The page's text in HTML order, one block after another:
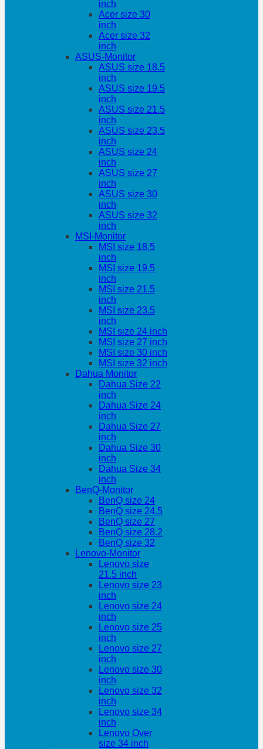
inch
Acer size 30
inch
Acer size 32
inch
ASUS-Monitor
ASUS size 18.5
inch
ASUS size 19.5
inch
ASUS size 21.5
inch
ASUS size 23.5
inch
ASUS size 24
inch
ASUS size 27
inch
ASUS size 30
inch
ASUS size 32
inch
MSI-Monitor
MSI size 18.5
inch
MSI size 19.5
inch
MSI size 21.5
inch
MSI size 23.5
inch
MSI size 24 inch
MSI size 27 inch
MSI size 30 inch
MSI size 32 inch
Dahua Monitor
Dahua Size 22
inch
Dahua Size 24
inch
Dahua Size 27
inch
Dahua Size 30
inch
Dahua Size 34
inch
BenQ-Monitor
BenQ size 24
BenQ size 24.5
BenQ size 27
BenQ size 28.2
BenQ size 32
Lenovo-Monitor
Lenovo size
21.5 inch
Lenovo size 23
inch
Lenovo size 24
inch
Lenovo size 25
inch
Lenovo size 27
inch
Lenovo size 30
inch
Lenovo size 32
inch
Lenovo size 34
inch
Lenovo Over
size 34 inch